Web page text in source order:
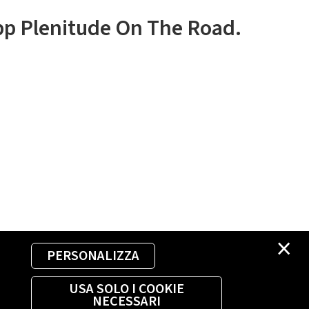
×
PERSONALIZZA
USA SOLO I COOKIE
NECESSARI
Plenitude On The Road.